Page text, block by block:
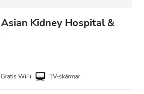
Kidney Hospital &
Gratis WiFi TV-skärmar